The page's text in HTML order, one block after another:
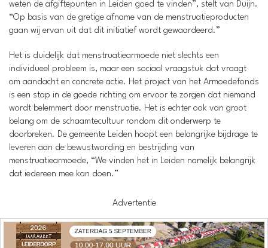
weten de afgiftepunten in Leiden goed te vinden”, stelt van Duijn.
“Op basis van de gretige afname van de menstruatieproducten
gaan wij ervan uit dat dit initiatief wordt gewaardeerd.”
Het is duidelijk dat menstruatiearmoede niet slechts een
individueel probleem is, maar een sociaal vraagstuk dat vraagt
om aandacht en concrete actie. Het project van het Armoedefonds
is een stap in de goede richting om ervoor te zorgen dat niemand
wordt belemmert door menstruatie. Het is echter ook van groot
belang om de schaamtecultuur rondom dit onderwerp te
doorbreken. De gemeente Leiden hoopt een belangrijke bijdrage te
leveren aan de bewustwording en bestrijding van
menstruatiearmoede, “We vinden het in Leiden namelijk belangrijk
dat iedereen mee kan doen.”
Advertentie